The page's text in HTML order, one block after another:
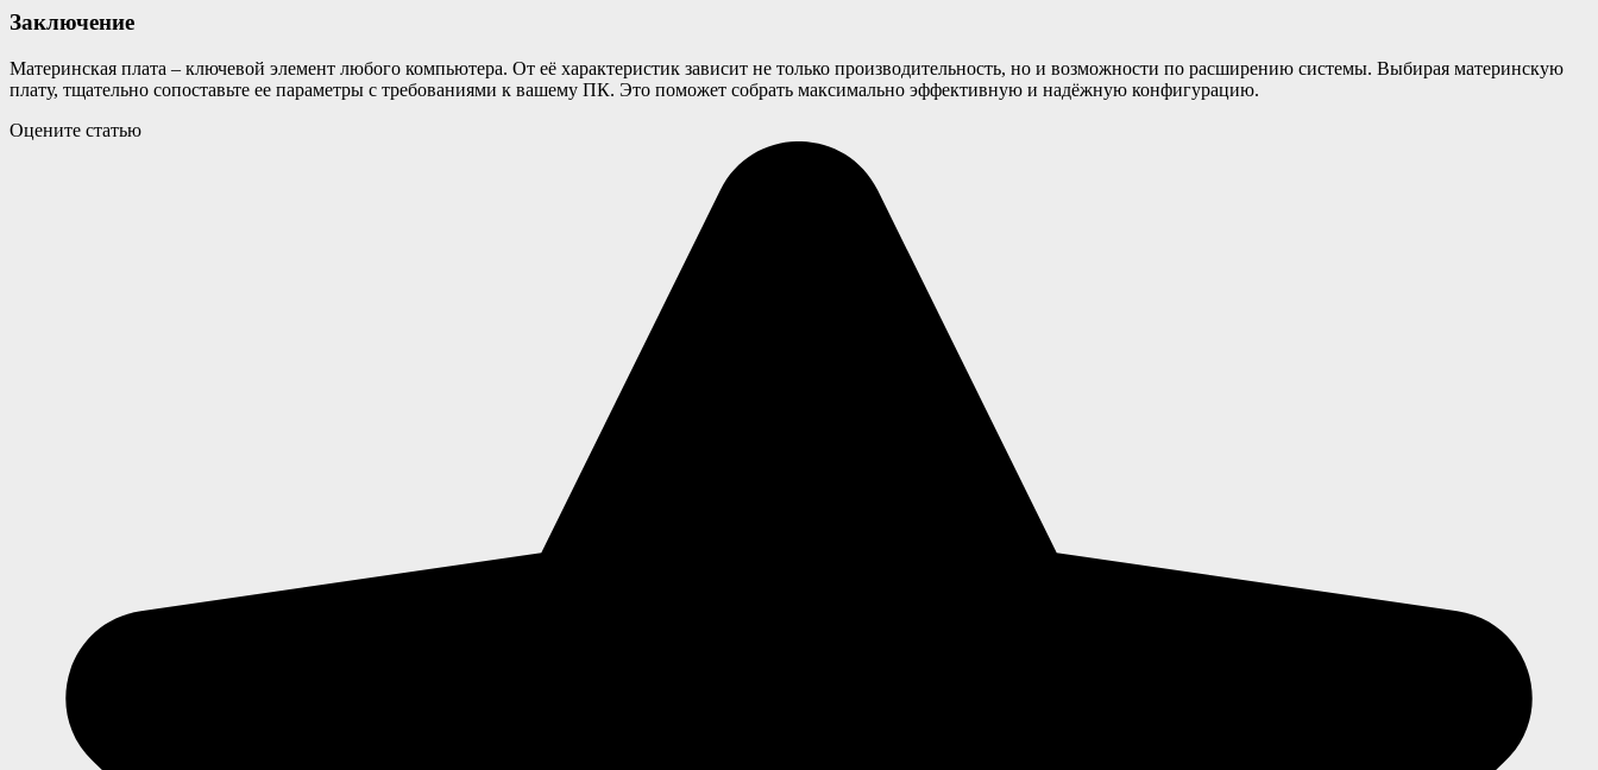
Заключение
Материнская плата – ключевой элемент любого компьютера. От её характеристик зависит не только производительность, но и возможности по расширению системы. Выбирая материнскую
плату, тщательно сопоставьте ее параметры с требованиями к вашему ПК. Это поможет собрать максимально эффективную и надёжную конфигурацию.
Оцените статью